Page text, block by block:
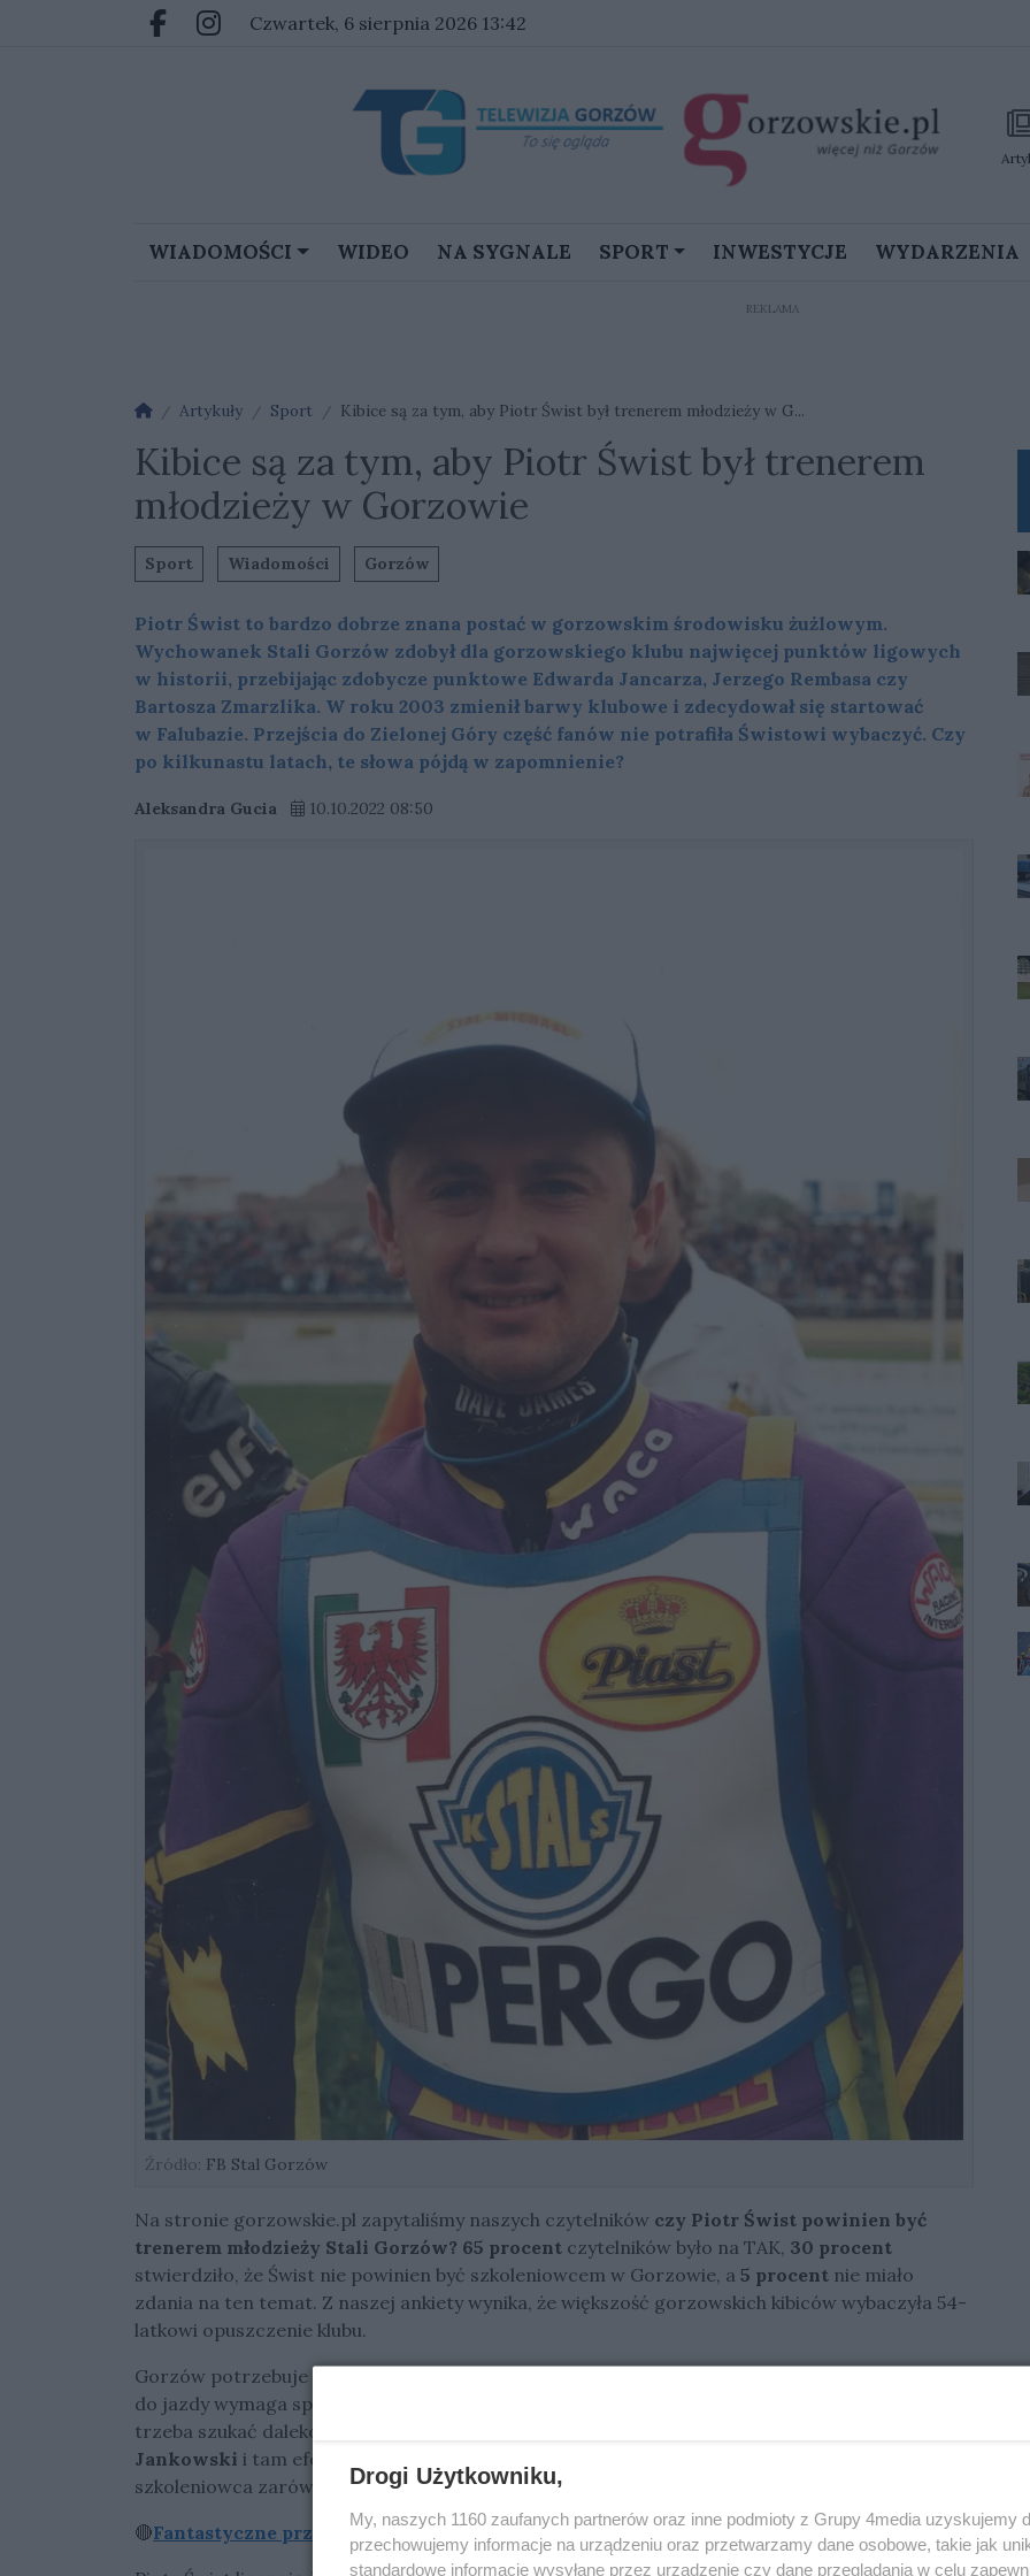
Przejdź do głównych treści
Przejdź do głównego menu
Facebook.com
Instagram.com
czwartek, 6 sierpnia 2026 13:42
WIADOMOŚCI WIDEO NA SYGNALE SPORT INWESTYCJE WYDARZENIA
REKLAMA
Strona główna
Artykuły Sport Kibice są za tym, aby Piotr Świst był trenerem młodzieży w G...
Kibice są za tym, aby Piotr Świst był trenerem
młodzieży w Gorzowie
Sport Wiadomości Gorzów
Piotr Świst to bardzo dobrze znana postać w gorzowskim środowisku żużlowym.
Wychowanek Stali Gorzów zdobył dla gorzowskiego klubu najwięcej punktów ligowych
w historii, przebijając zdobycze punktowe Edwarda Jancarza, Jerzego Rembasa czy
Bartosza Zmarzlika. W roku 2003 zmienił barwy klubowe i zdecydował się startować
w Falubazie. Przejścia do Zielonej Góry część fanów nie potrafiła Świstowi wybaczyć. Czy
po kilkunastu latach, te słowa pójdą w zapomnienie?
Aleksandra Gucia 10.10.2022 08:50
Źródło: FB Stal Gorzów
Na stronie gorzowskie.pl zapytaliśmy naszych czytelników czy Piotr Świst powinien być
trenerem młodzieży Stali Gorzów? 65 procent czytelników było na TAK, 30 procent
stwierdziło, że Świst nie powinien być szkoleniowcem w Gorzowie, a 5 procent nie miało
zdania na ten temat. Z naszej ankiety wynika, że większość gorzowskich kibiców wybaczyła 54-
latkowi opuszczenie klubu.
Gorzów potrzebuje silnych juniorów. Jednak szkolenie młodych zawodników i zachęcenie ich
do jazdy wymaga sporo wysiłku. Do tego zadania potrzebny jest ktoś z doświadczeniem. Nie
trzeba szukać daleko, dobrym przykładem jest klub z Leszna, gdzie młodych szkoli
Jankowski i tam efekty widać. Być może wychowanek Stali Gorzów idealnie sprawdzi się w roli
szkoleniowca zarówno drużyny U24, jak i młodzieżowców.
🔴Fantastyczne przełamanie Stilonu! Zobacz tabelę 3 ligi
Drogi Użytkowniku,
My, naszych 1160 zaufanych partnerów oraz inne podmioty z Grupy 4media uzyskujemy
przechowujemy informacje na urządzeniu oraz przetwarzamy dane osobowe, takie jak
standardowe informacje wysyłane przez urządzenie czy dane przeglądania w celu